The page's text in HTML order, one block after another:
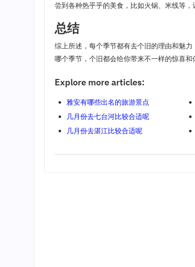
尝到各种热乎乎的美食，比如火锅、米线等，
总结
综上所述，每个季节都有去个旧的理由和魅
哪个季节，个旧都会给你带来不一样的惊喜和
Explore more articles:
雅安有哪些出名的旅游景点
几月份去七台河比较合适呢
几月份去湛江比较合适呢